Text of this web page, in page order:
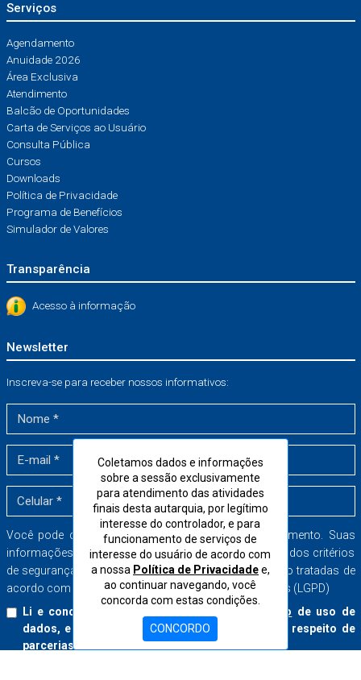
Serviços
Agendamento
Anuidade 2026
Área Exclusiva
Atendimento
Balcão de Oportunidades
Carta de Serviços ao Usuário
Consulta Pública
Cursos
Downloads
Política de Privacidade
Programa de Benefícios
Simulador de Valores
Transparência
Acesso à informação
Newsletter
Inscreva-se para receber nossos informativos:
Você pode cancelar a sua inscrição a qualquer momento. Suas
informações serão armazenadas dentro dos mais rígidos critérios
de segurança no banco de dados do CORE-SP e serão tratadas de
acordo com a Lei Geral de Proteção de Dados Pessoais (LGPD)
Li e concordo com o
Termo de Consentimento de uso de
dados, e aceito receber boletins informativos a respeito de
parcerias e serviços do CORE-SP.
Coletamos dados e informações
sobre a sessão exclusivamente
para atendimento das atividades
finais desta autarquia, por legítimo
interesse do controlador, e para
funcionamento de serviços de
interesse do usuário de acordo com
a nossa Política de Privacidadee,
ao continuar navegando, você
concorda com estas condições.
CONCORDO